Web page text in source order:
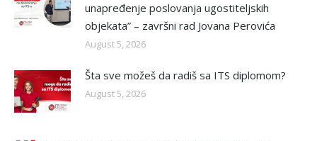
unapređenje poslovanja ugostiteljskih
objekata” – završni rad Jovana Perovića
August 5, 2026
Šta sve možeš da radiš sa ITS diplomom?
August 5, 2026